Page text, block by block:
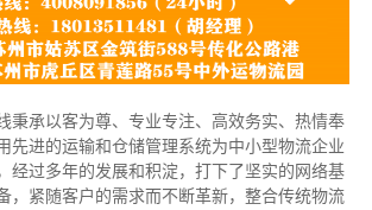
秉承以客为尊、专业专注、高效务实、热情奉
先进的运输和仓储管理系统为中小型物流企业
经过多年的发展和积淀，打下了坚实的网络基
，紧随客户的需求而不断革新，整合传统物流